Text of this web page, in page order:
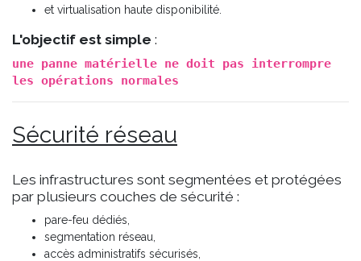
et virtualisation haute disponibilité.
L'objectif est simple :
une panne matérielle ne doit pas interrompre
les opérations normales
Sécurité réseau
Les infrastructures sont segmentées et protégées
par plusieurs couches de sécurité :
pare-feu dédiés,
segmentation réseau,
accès administratifs sécurisés,